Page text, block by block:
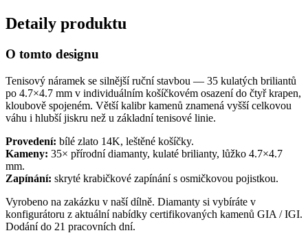
Detaily produktu
O tomto designu
Tenisový náramek se silnější ruční stavbou — 35 kulatých briliantů
po 4.7×4.7 mm v individuálním košíčkovém osazení do čtyř krapen,
kloubově spojeném. Větší kalibr kamenů znamená vyšší celkovou
váhu i hlubší jiskru než u základní tenisové linie.
Provedení: bílé zlato 14K, leštěné košíčky.
Kameny: 35× přírodní diamanty, kulaté brilianty, lůžko 4.7×4.7
mm.
Zapínání: skryté krabičkové zapínání s osmičkovou pojistkou.
Vyrobeno na zakázku v naší dílně. Diamanty si vybíráte v
konfigurátoru z aktuální nabídky certifikovaných kamenů GIA / IGI.
Dodání do 21 pracovních dní.